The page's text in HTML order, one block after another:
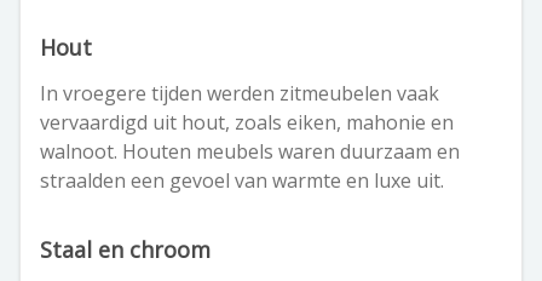
Hout
In vroegere tijden werden zitmeubelen vaak
vervaardigd uit hout, zoals eiken, mahonie en
walnoot. Houten meubels waren duurzaam en
straalden een gevoel van warmte en luxe uit.
Staal en chroom